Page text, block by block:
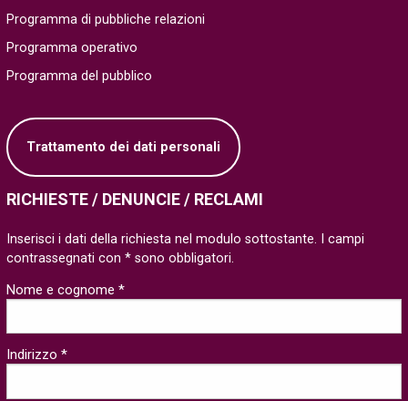
Programma di pubbliche relazioni
Programma operativo
Programma del pubblico
Trattamento dei dati personali
RICHIESTE / DENUNCIE / RECLAMI
Inserisci i dati della richiesta nel modulo sottostante. I campi
contrassegnati con * sono obbligatori.
Nome e cognome *
Indirizzo *